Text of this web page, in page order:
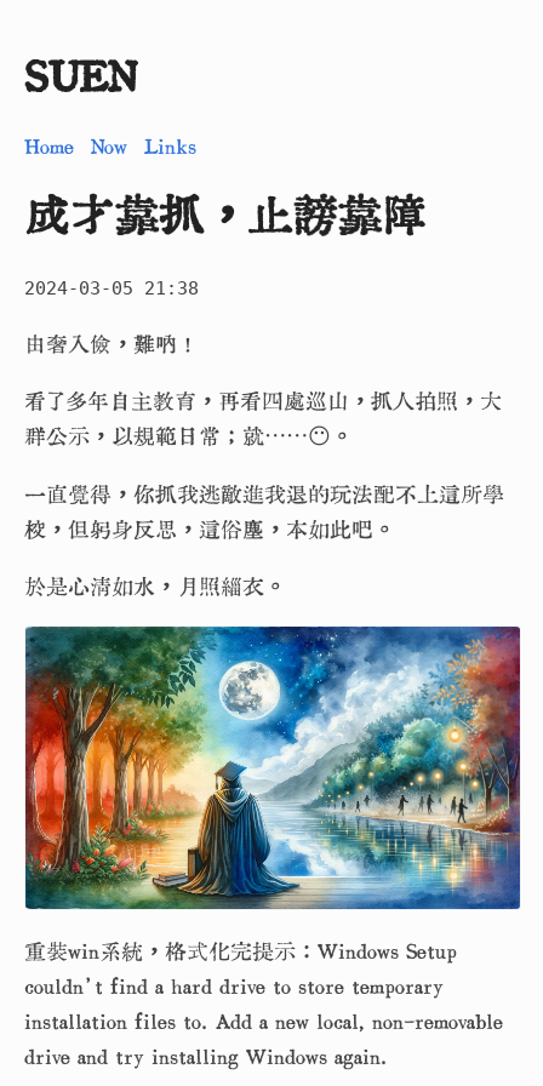
SUEN
Home Now Links
成才靠抓，止謗靠障
2024-03-05 21:38
由奢入儉，難吶！
看了多年自主教育，再看四處巡山，抓人拍照，大
群公示，以規範日常；就⋯⋯😶。
一直覺得，你抓我逃敵進我退的玩法配不上這所學
校，但躬身反思，這俗塵，本如此吧。
於是心清如水，月照緇衣。
重裝win系統，格式化完提示：Windows Setup
couldn’t find a hard drive to store temporary
installation files to. Add a new local, non-removable
drive and try installing Windows again.